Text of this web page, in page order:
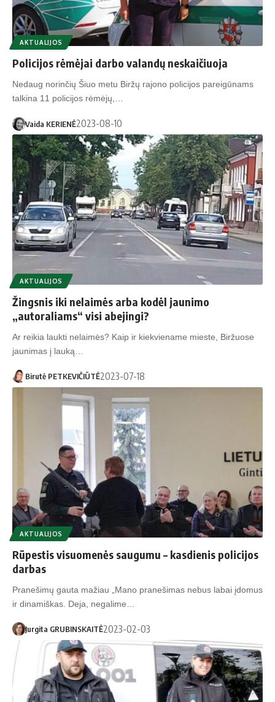
AKTUALIJOS
Policijos rėmėjai darbo valandų neskaičiuoja
Nedaug norinčių Šiuo metu Biržų rajono policijos pareigūnams
talkina 11 policijos rėmėjų,…
Vaida KERIENĖ2023-08-10
AKTUALIJOS
Žingsnis iki nelaimės arba kodėl jaunimo
„autoraliams“ visi abejingi?
Ar reikia laukti nelaimės? Kaip ir kiekviename mieste, Biržuose
jaunimas į lauką…
Birutė PETKEVIČIŪTĖ2023-07-18
AKTUALIJOS
Rūpestis visuomenės saugumu – kasdienis policijos
darbas
Pranešimų gauta mažiau „Mano pranešimas nebus labai įdomus
ir dinamiškas. Deja, negalime…
Jurgita GRUBINSKAITĖ2023-02-03